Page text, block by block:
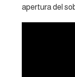
apertura del